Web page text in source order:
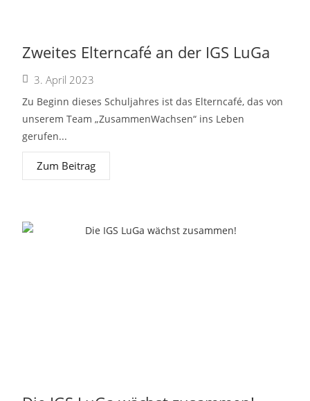
Zweites Elterncafé an der IGS LuGa
3. April 2023
Zu Beginn dieses Schuljahres ist das Elterncafé, das von
unserem Team „ZusammenWachsen“ ins Leben
gerufen...
Zum Beitrag